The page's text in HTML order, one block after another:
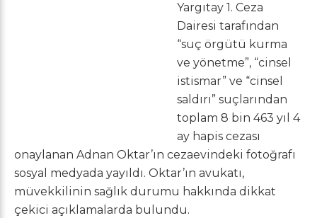
Yargıtay 1. Ceza
Dairesi tarafından
“suç örgütü kurma
ve yönetme”, “cinsel
istismar” ve “cinsel
saldırı” suçlarından
toplam 8 bin 463 yıl 4
ay hapis cezası
onaylanan Adnan Oktar’ın cezaevindeki fotoğrafı
sosyal medyada yayıldı. Oktar’ın avukatı,
müvekkilinin sağlık durumu hakkında dikkat
çekici açıklamalarda bulundu.